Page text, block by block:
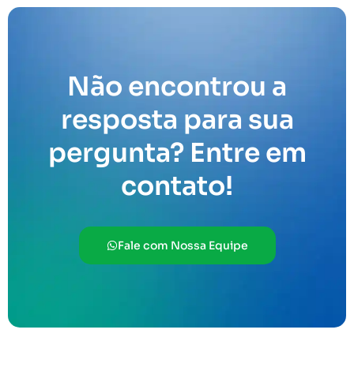
Não encontrou a
resposta para sua
pergunta? Entre em
contato!
Fale com Nossa Equipe